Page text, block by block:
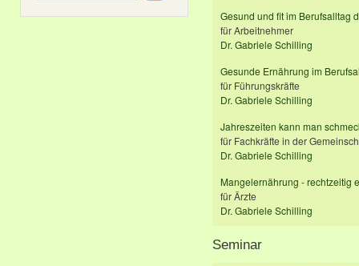
Gesund und fit im Berufsalltag
für Arbeitnehmer
Dr. Gabriele Schilling
Gesunde Ernährung im
für Führungskräfte
Dr. Gabriele Schilling
Jahreszeiten kann man
für Fachkräfte in der
Dr. Gabriele Schilling
Mangelernährung - rechtzeitig
für Ärzte
Dr. Gabriele Schilling
Seminar